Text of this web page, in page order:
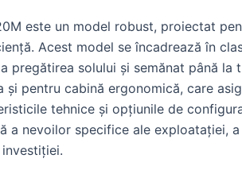
este un model robust, proiectat
Acest model se încadrează în
pregătirea solului și semănat până
și pentru cabină ergonomică, care
tehnice și opțiunile de
a nevoilor specifice ale exploatației,